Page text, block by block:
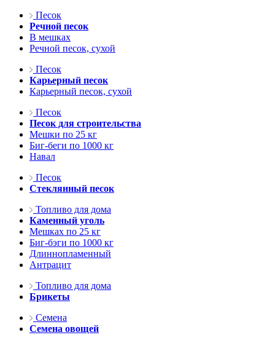
Песок
Речной песок
В мешках
Речной песок, сухой
Песок
Карьерный песок
Карьерный песок, сухой
Песок
Песок для строительства
Мешки по 25 кг
Биг-беги по 1000 кг
Навал
Песок
Стеклянный песок
Топливо для дома
Каменный уголь
Мешках по 25 кг
Биг-бэги по 1000 кг
Длиннопламенный
Антрацит
Топливо для дома
Брикеты
Семена
Семена овощей